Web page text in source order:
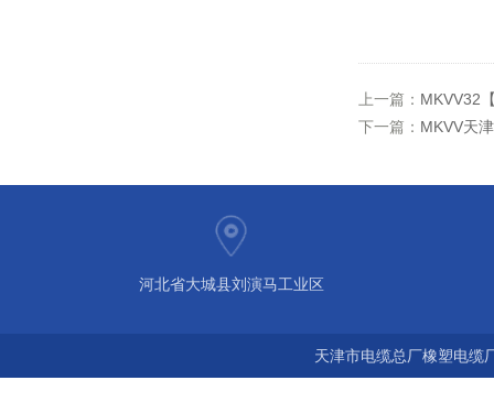
上一篇： MKVV32
下一篇： MKVV天
河北省大城县刘演马工业区
天津市电缆总厂橡塑电